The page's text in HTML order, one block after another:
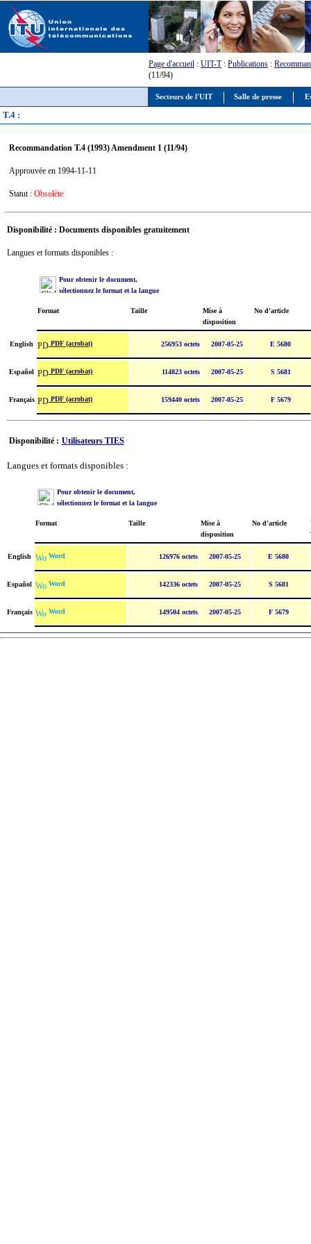
Secteurs de l'UIT Salle de presse
Page d'accueil : UIT-T: Publications :
(11/94)
T.4 :
Recommandation T.4 (1993) Amendment 1 (11/94)
Approuvée en 1994-11-11
Statut : Obsolète
Disponibilité : Documents disponibles gratuitement
Langues et formats disponibles :
Pour obtenir le document,
sélectionnez le format et la langue
Format Taille
Mise à
disposition
No d'article
English PDF (acrobat) 256953 octets 2007-05-25 E 5680
Español PDF (acrobat) 114823 octets 2007-05-25 S 5681
Français PDF (acrobat) 159440 octets 2007-05-25 F 5679
Disponibilité : Utilisateurs TIES
Langues et formats disponibles :
Pour obtenir le document,
sélectionnez le format et la langue
Format Taille
Mise à
disposition
No d'article
English Word 126976 octets 2007-05-25 E 5680
Español Word 142336 octets 2007-05-25 S 5681
Français Word 149504 octets 2007-05-25 F 5679